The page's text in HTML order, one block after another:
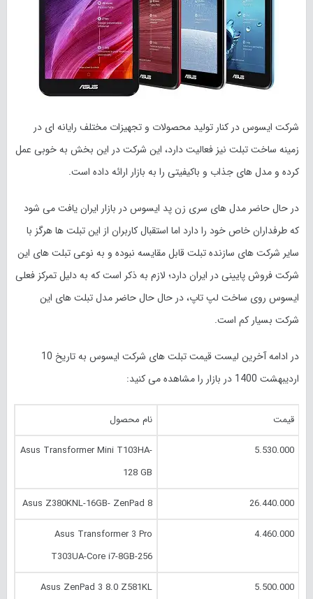
شرکت ایسوس در کنار تولید محصولات و تجهیزات مختلف رایانه ای در
زمینه ساخت تبلت نیز فعالیت دارد، این شرکت در این بخش به خوبی عمل
کرده و مدل های جذاب و باکیفیتی را به بازار ارائه داده است.
در حال حاضر مدل های سری زن پد ایسوس در بازار ایران یافت می شود
که طرفداران خاص خود را دارد اما استقبال کاربران از این تبلت ها هرگز با
سایر شرکت های سازنده تبلت قابل مقایسه نبوده و به نوعی تبلت های این
شرکت فروش پایینی در ایران دارد؛ لازم به ذکر است که به دلیل تمرکز فعلی
ایسوس روی ساخت لپ تاپ، در حال حال حاضر مدل‌ تبلت های این
شرکت بسیار کم است.
در ادامه آخرین لیست قیمت تبلت های شرکت ایسوس به تاریخ 10
اردیبهشت 1400 در بازار را مشاهده می کنید:
قیمت نام محصول
5.530.000
Asus Transformer Mini T103HA-
128 GB
26.440.000
Asus Z380KNL-16GB- ZenPad 8
4.460.000
Asus Transformer 3 Pro
T303UA-Core i7-8GB-256
5.500.000
Asus ZenPad 3 8.0 Z581KL